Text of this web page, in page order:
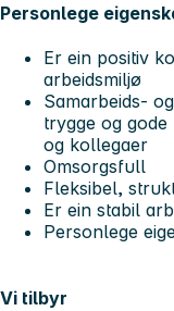
Personlege
Er ein positiv
arbeidsmiljø
Samarbeids-
trygge og
og kollegaer
Omsorgsfull
Fleksibel,
Er ein stabil
Personlege
Vi tilbyr